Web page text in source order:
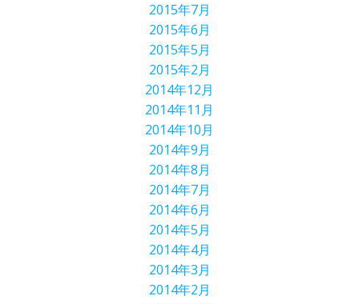
2015年7月
2015年6月
2015年5月
2015年2月
2014年12月
2014年11月
2014年10月
2014年9月
2014年8月
2014年7月
2014年6月
2014年5月
2014年4月
2014年3月
2014年2月